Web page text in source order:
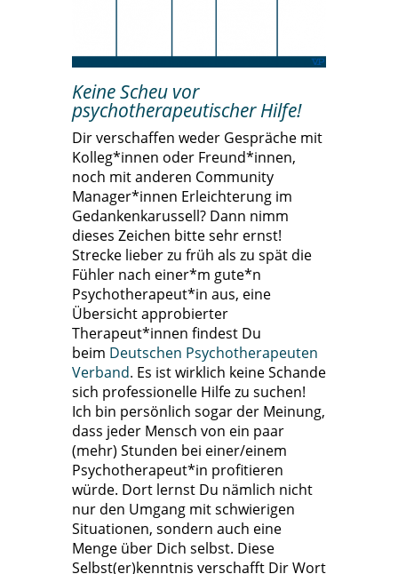
Keine Scheu vor
psychotherapeutischer Hilfe!
Dir verschaffen weder Gespräche mit
Kolleg*innen oder Freund*innen,
noch mit anderen Community
Manager*innen Erleichterung im
Gedankenkarussell? Dann nimm
dieses Zeichen bitte sehr ernst!
Strecke lieber zu früh als zu spät die
Fühler nach einer*m gute*n
Psychotherapeut*in aus, eine
Übersicht approbierter
Therapeut*innen findest Du
beim Deutschen Psychotherapeuten
Verband. Es ist wirklich keine Schande
sich professionelle Hilfe zu suchen!
Ich bin persönlich sogar der Meinung,
dass jeder Mensch von ein paar
(mehr) Stunden bei einer/einem
Psychotherapeut*in profitieren
würde. Dort lernst Du nämlich nicht
nur den Umgang mit schwierigen
Situationen, sondern auch eine
Menge über Dich selbst. Diese
Selbst(er)kenntnis verschafft Dir Wort